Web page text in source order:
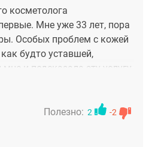
косметолога
Мне уже 33 лет, пора
Особых проблем с кожей
будто уставшей,
и подсказала эту услугу.
видно уже на второй
лучше. Так что
Полезно: 2 -2